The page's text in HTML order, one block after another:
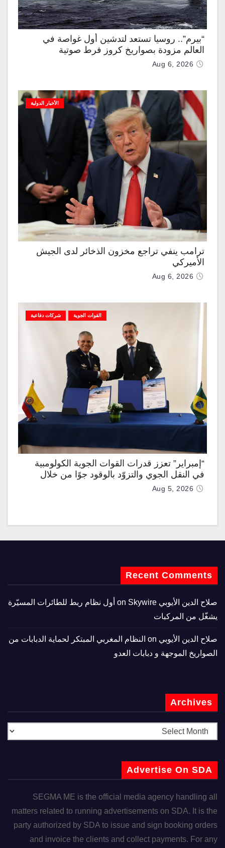
“بيرم”.. روسيا تستعد لتدشين أول غواصة في
العالم مزودة بصواريخ كروز فرط صوتية
Aug 6, 2026
الأخبار الدولية
ترامب ينفي تراجع مخزون الذخائر لدى الجيش
الأميركي
Aug 6, 2026
القوات الجوية شركات دفاعية
“إمبراير” تعزز قدرات القوات الجوية الكولومبية
في النقل الجوي والتزوّد بالوقود جوًا من خلال
تزويدها بطائرتي “كيه سي-390 ميلينيوم”
Aug 5, 2026
Recent Comments
صلاح الدين الأيوبي
Skywire أول نظام ربط للطائرات المسيّرة
يشغّل من المركبات
صلاح الدين الأيوبي
النظام المغربي المبتكر لحماية الدبابات من
الصواريخ الموجهة و دبابات العدو
Archives
Advertise On SDA
SEGMA ME is the official media agency handling all
matters related to running advertisements on SDA. It is the
party authorized by SDA to issue and sign booking orders
and invoice the clients and collect payments. For any